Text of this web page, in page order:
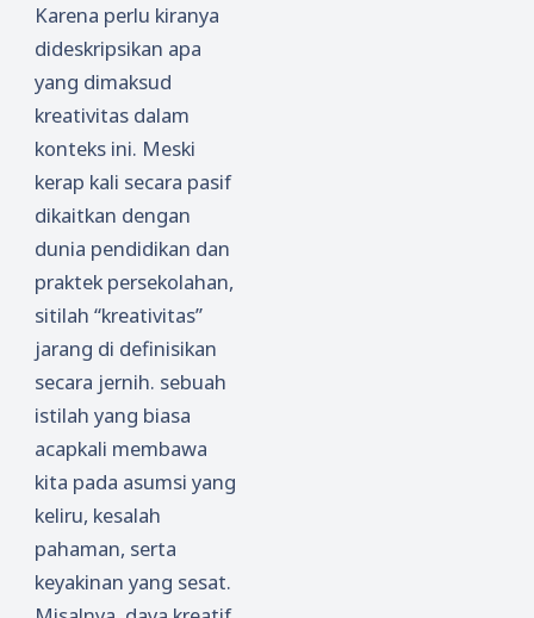
Karena perlu kiranya
dideskripsikan apa
yang dimaksud
kreativitas dalam
konteks ini. Meski
kerap kali secara pasif
dikaitkan dengan
dunia pendidikan dan
praktek persekolahan,
sitilah “kreativitas”
jarang di definisikan
secara jernih. sebuah
istilah yang biasa
acapkali membawa
kita pada asumsi yang
keliru, kesalah
pahaman, serta
keyakinan yang sesat.